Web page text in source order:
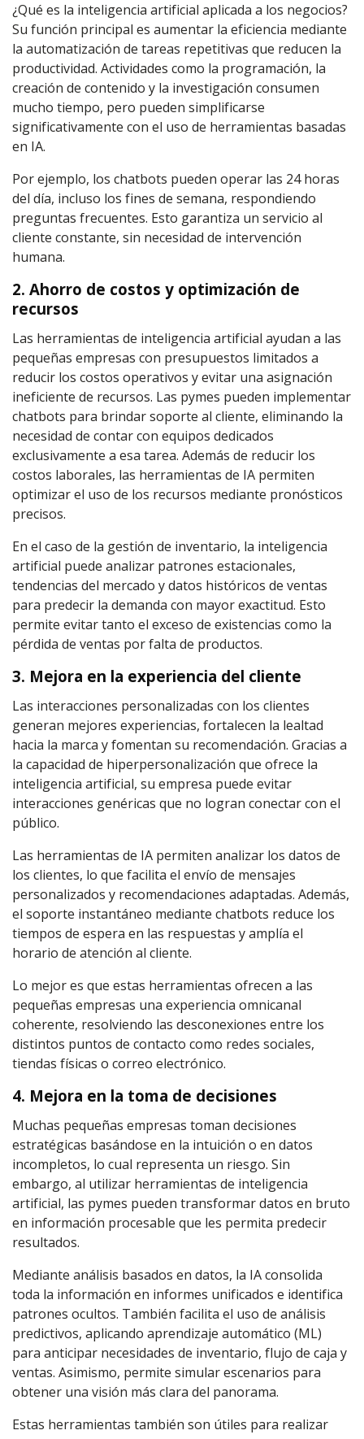
¿Qué es la inteligencia artificial aplicada a los negocios?
Su función principal es aumentar la eficiencia mediante
la automatización de tareas repetitivas que reducen la
productividad. Actividades como la programación, la
creación de contenido y la investigación consumen
mucho tiempo, pero pueden simplificarse
significativamente con el uso de herramientas basadas
en IA.
Por ejemplo, los chatbots pueden operar las 24 horas
del día, incluso los fines de semana, respondiendo
preguntas frecuentes. Esto garantiza un servicio al
cliente constante, sin necesidad de intervención
humana.
2. Ahorro de costos y optimización de
recursos
Las herramientas de inteligencia artificial ayudan a las
pequeñas empresas con presupuestos limitados a
reducir los costos operativos y evitar una asignación
ineficiente de recursos. Las pymes pueden implementar
chatbots para brindar soporte al cliente, eliminando la
necesidad de contar con equipos dedicados
exclusivamente a esa tarea. Además de reducir los
costos laborales, las herramientas de IA permiten
optimizar el uso de los recursos mediante pronósticos
precisos.
En el caso de la gestión de inventario, la inteligencia
artificial puede analizar patrones estacionales,
tendencias del mercado y datos históricos de ventas
para predecir la demanda con mayor exactitud. Esto
permite evitar tanto el exceso de existencias como la
pérdida de ventas por falta de productos.
3. Mejora en la experiencia del cliente
Las interacciones personalizadas con los clientes
generan mejores experiencias, fortalecen la lealtad
hacia la marca y fomentan su recomendación. Gracias a
la capacidad de hiperpersonalización que ofrece la
inteligencia artificial, su empresa puede evitar
interacciones genéricas que no logran conectar con el
público.
Las herramientas de IA permiten analizar los datos de
los clientes, lo que facilita el envío de mensajes
personalizados y recomendaciones adaptadas. Además,
el soporte instantáneo mediante chatbots reduce los
tiempos de espera en las respuestas y amplía el
horario de atención al cliente.
Lo mejor es que estas herramientas ofrecen a las
pequeñas empresas una experiencia omnicanal
coherente, resolviendo las desconexiones entre los
distintos puntos de contacto como redes sociales,
tiendas físicas o correo electrónico.
4. Mejora en la toma de decisiones
Muchas pequeñas empresas toman decisiones
estratégicas basándose en la intuición o en datos
incompletos, lo cual representa un riesgo. Sin
embargo, al utilizar herramientas de inteligencia
artificial, las pymes pueden transformar datos en bruto
en información procesable que les permita predecir
resultados.
Mediante análisis basados en datos, la IA consolida
toda la información en informes unificados e identifica
patrones ocultos. También facilita el uso de análisis
predictivos, aplicando aprendizaje automático (ML)
para anticipar necesidades de inventario, flujo de caja y
ventas. Asimismo, permite simular escenarios para
obtener una visión más clara del panorama.
Estas herramientas también son útiles para realizar